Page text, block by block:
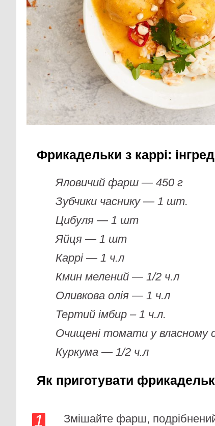
Фрикадельки з каррі:
Яловичий фарш — 450 г
Зубчики часнику — 1 шт.
Цибуля — 1 шт
Яйця — 1 шт
Каррі — 1 ч.л
Кмин мелений — 1/2 ч.л
Оливкова олія — 1 ч.л
Тертий імбир – 1 ч.л.
Очищені томати у власному
Куркума — 1/2 ч.л
Як приготувати
Змішайте фарш,